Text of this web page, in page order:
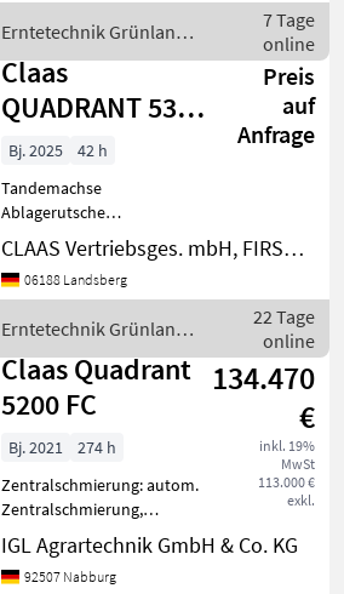
Tandemachse, Druckluft,
Ballenrampe,
Knoterreinigun
Erntetechnik Grünland /
Claas
7 Tage
online
Claas
QUADRANT 5300
FC T+ST
Preis
auf
Anfrage
Bj. 2025
42 h
Tandemachse
Ablagerutsche
Ablagesensor Anhängung:
Stützfuß, hydraulisch
Anzahl Blindmesser: 51
Anzahl Messer: 51
Arbeitsbreite: 2350 cm
Ballen
CLAAS Vertriebsges. mbH, FIRST CLAAS USED Center Landsberg
06188 Landsberg
Erntetechnik Grünland /
Claas
22 Tage
online
Claas Quadrant
5200 FC
134.470
€
inkl. 19%
MwSt
113.000 €
exkl.
Bj. 2021
274 h
Zentralschmierung: autom.
Zentralschmierung,
Ballenrampe, Schneidwerk,
Tandemachse, Druckluft,
Rollenniederhalter,
IGL Agrartechnik GmbH & Co. KG
92507 Nabburg